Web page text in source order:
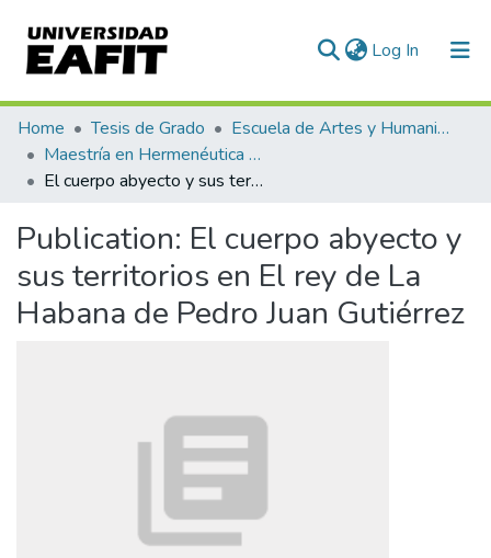
Log In (current)
Communities & Collections
All of DSpace
Home Tesis de Grado
Escuela de Artes y Humanidades
Maestría en Hermenéutica Literaria (tesis)
El cuerpo abyecto y sus territorios en El rey de La Habana de Pedro Juan Gutiérrez
Publication: El cuerpo abyecto y
sus territorios en El rey de La
Habana de Pedro Juan Gutiérrez